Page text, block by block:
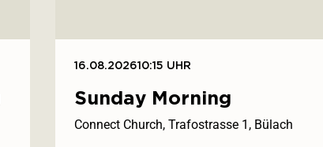
16.08.202610:15 UHR
Sunday Morning
Connect Church, Trafostrasse 1, Bülach